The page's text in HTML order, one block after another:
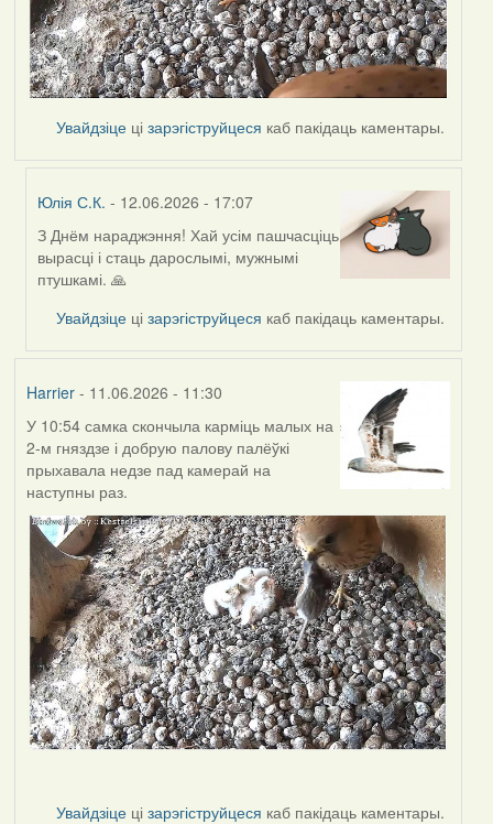
Увайдзіце цізарэгіструйцеся каб пакідаць каментары.
Юлія С.К. - 12.06.2026 - 17:07
In
reply
to
З Днём нараджэння! Хай усім пашчасціць
вырасці і стаць дарослымі, мужнымі
птушкамі. 🙏
Увайдзіце цізарэгіструйцеся каб пакідаць каментары.
Harrier- 11.06.2026 - 11:30
У 10:54 самка скончыла карміць малых на
2-м гняздзе і добрую палову палёўкі
прыхавала недзе пад камерай на
наступны раз.
Увайдзіце цізарэгіструйцеся каб пакідаць каментары.